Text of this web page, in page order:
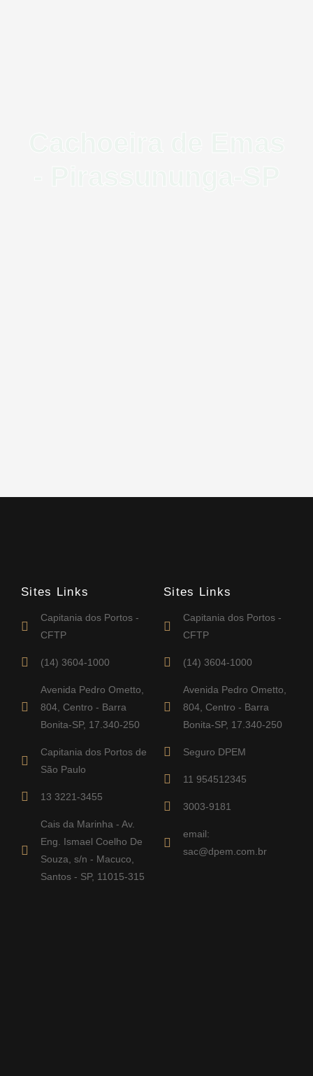
Sites Links
Capitania dos Portos -
CFTP
(14) 3604-1000
Avenida Pedro Ometto,
804, Centro - Barra
Bonita-SP, 17.340-250
Capitania dos Portos de
São Paulo
13 3221-3455
Cais da Marinha - Av.
Eng. Ismael Coelho De
Souza, s/n - Macuco,
Santos - SP, 11015-315
Sites Links
Capitania dos Portos -
CFTP
(14) 3604-1000
Avenida Pedro Ometto,
804, Centro - Barra
Bonita-SP, 17.340-250
Seguro DPEM
11 954512345
3003-9181
email:
sac@dpem.com.br